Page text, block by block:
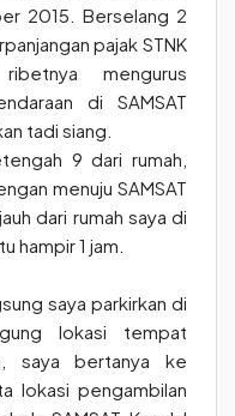
2015. Berselang 2
pajak STNK
mengurus
di SAMSAT
tadi siang.
9 dari rumah,
menuju SAMSAT
dari rumah saya di
hampir 1 jam.
saya parkirkan di
lokasi tempat
saya bertanya ke
lokasi pengambilan